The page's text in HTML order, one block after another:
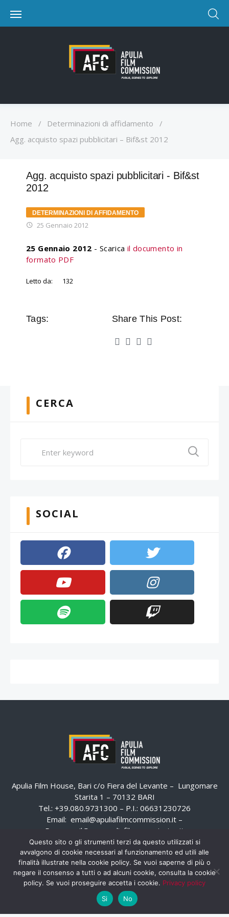
Home / Determinazioni di affidamento
/
Agg. acquisto spazi pubblicitari – Bif&st 2012
Agg. acquisto spazi pubblicitari - Bif&st
2012
DETERMINAZIONI DI AFFIDAMENTO
25 Gennaio 2012
25 Gennaio 2012 - Scarica il documento in
formato PDF
Letto da: 132
Tags: Share This Post:
CERCA
SOCIAL
Apulia Film House, Bari c/o Fiera del Levante – Lungomare
Starita 1 – 70132 BARI
Tel.: +39.080.9731300 – P.I.: 06631230726
Email: email@apuliafilmcommission.it –
Pec:
email@pec.apuliafilmcommission.it
Questo sito o gli strumenti terzi da questo utilizzati si
avvalgono di cookie necessari al funzionamento ed utili alle
finalità illustrate nella cookie policy. Se vuoi saperne di più o
negare il consenso a tutti o ad alcuni cookie, consulta la cookie
policy. Se vuoi proseguire accetta i cookie. Privacy policy
Si
No